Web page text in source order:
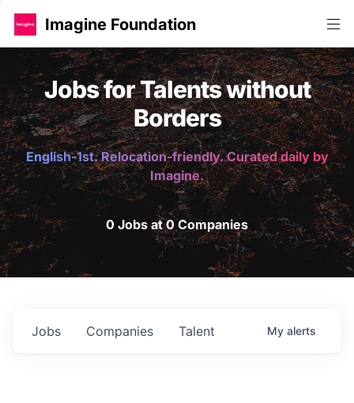
Imagine Foundation
Jobs for Talents without
Borders
English-1st. Relocation-friendly. Curated daily by
Imagine.
0 Jobs at 0 Companies
Jobs Companies Talent My alerts